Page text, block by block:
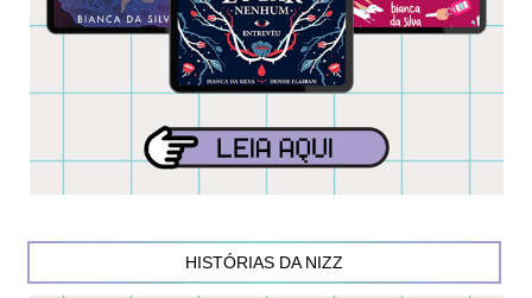
HISTÓRIAS DA NIZZ